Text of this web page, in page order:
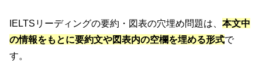
IELTSリーディングの要約・図表の穴埋め問題は、本文中
の情報をもとに要約文や図表内の空欄を埋める形式で
す。